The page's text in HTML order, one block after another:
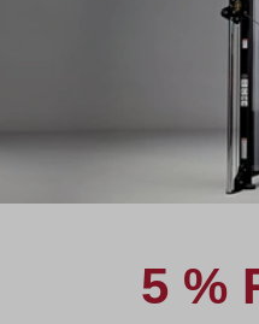
5 %